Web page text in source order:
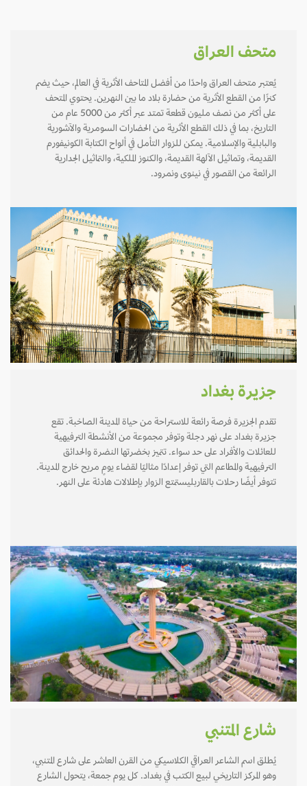
متحف العراق
يُعتبر متحف العراق واحدًا من أفضل المتاحف الأثرية في العالم، حيث يضم
كنزًا من القطع الأثرية من حضارة بلاد ما بين النهرين. يحتوي المتحف
على أكثر من نصف مليون قطعة تمتد عبر أكثر من 5000 عام من
التاريخ، بما في ذلك القطع الأثرية من الحضارات السومرية والآشورية
والبابلية والإسلامية. يمكن للزوار التأمل في ألواح الكتابة الكونيفورم
القديمة، وتماثيل الآلهة القديمة، والكنوز الملكية، والتماثيل الجدارية
الرائعة من القصور في نينوى ونمرود.
جزيرة بغداد
تقدم الجزيرة فرصة رائعة للاستراحة من حياة المدينة الصاخبة. تقع
جزيرة بغداد على نهر دجلة وتوفر مجموعة من الأنشطة الترفيهية
للعائلات والأفراد على حد سواء. تتميز بخضرتها النضرة والحدائق
الترفيهية والمطاعم التي توفر إعدادًا مثاليًا لقضاء يومٍ مريح خارج المدينة.
تتوفر أيضًا رحلات بالقاربليستمتع الزوار بإطلالات هادئة على النهر.
شارع المتنبي
يُطلق اسم الشاعر العراقي الكلاسيكي من القرن العاشر على شارع المتنبي،
وهو المركز التاريخي لبيع الكتب في بغداد. كل يوم جمعة، يتحول الشارع